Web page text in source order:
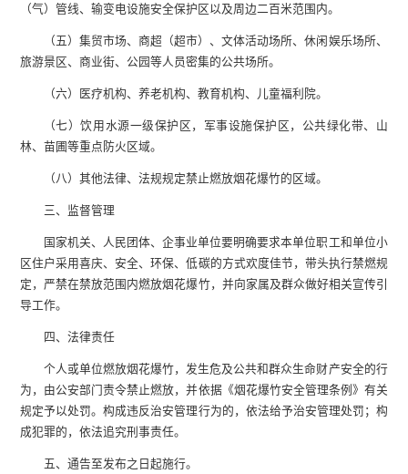
（气）管线、输变电设施安全保护区以及周边二百米范围内。
（五）集贸市场、商超（超市）、文体活动场所、休闲娱乐场所、
旅游景区、商业街、公园等人员密集的公共场所。
（六）医疗机构、养老机构、教育机构、儿童福利院。
（七）饮用水源一级保护区，军事设施保护区，公共绿化带、山
林、苗圃等重点防火区域。
（八）其他法律、法规规定禁止燃放烟花爆竹的区域。
三、监督管理
国家机关、人民团体、企事业单位要明确要求本单位职工和单位小
区住户采用喜庆、安全、环保、低碳的方式欢度佳节，带头执行禁燃规
定，严禁在禁放范围内燃放烟花爆竹，并向家属及群众做好相关宣传引
导工作。
四、法律责任
个人或单位燃放烟花爆竹，发生危及公共和群众生命财产安全的行
为，由公安部门责令禁止燃放，并依据《烟花爆竹安全管理条例》有关
规定予以处罚。构成违反治安管理行为的，依法给予治安管理处罚；构
成犯罪的，依法追究刑事责任。
五、通告至发布之日起施行。